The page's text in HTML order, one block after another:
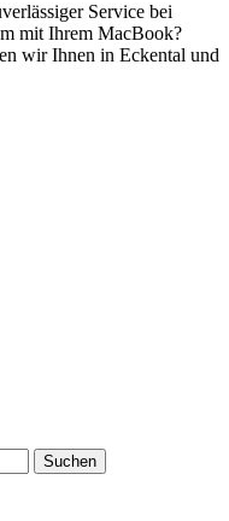
Service bei
mit Ihrem MacBook?
wir Ihnen in Eckental und